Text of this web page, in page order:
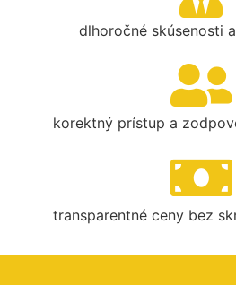
dlhoročné skúsenosti
korektný prístup a
transparentné ceny bez